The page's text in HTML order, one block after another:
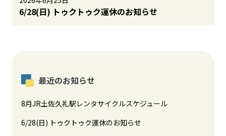
6/28(日) トゥクトゥク運休のお知らせ
最近のお知らせ
8月JR土佐久礼駅レンタサイクルスケジュール
6/28(日) トゥクトゥク運休のお知らせ